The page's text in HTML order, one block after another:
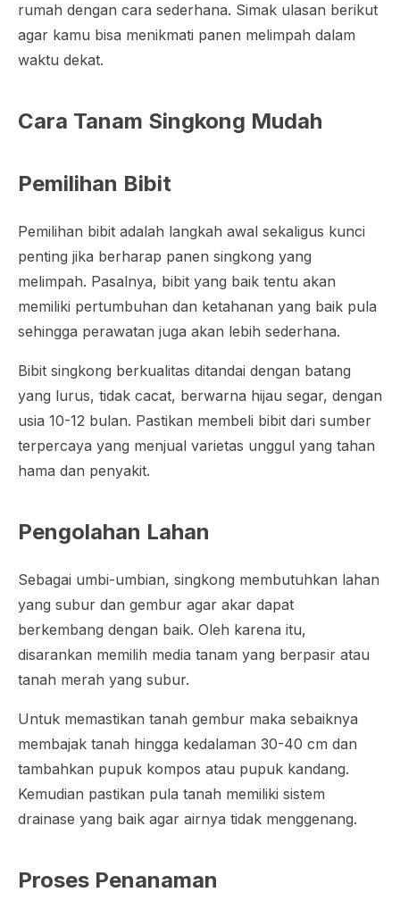
rumah dengan cara sederhana. Simak ulasan berikut
agar kamu bisa menikmati panen melimpah dalam
waktu dekat.
Cara Tanam Singkong Mudah
Pemilihan Bibit
Pemilihan bibit adalah langkah awal sekaligus kunci
penting jika berharap panen singkong yang
melimpah. Pasalnya, bibit yang baik tentu akan
memiliki pertumbuhan dan ketahanan yang baik pula
sehingga perawatan juga akan lebih sederhana.
Bibit singkong berkualitas ditandai dengan batang
yang lurus, tidak cacat, berwarna hijau segar, dengan
usia 10-12 bulan. Pastikan membeli bibit dari sumber
terpercaya yang menjual varietas unggul yang tahan
hama dan penyakit.
Pengolahan Lahan
Sebagai umbi-umbian, singkong membutuhkan lahan
yang subur dan gembur agar akar dapat
berkembang dengan baik. Oleh karena itu,
disarankan memilih media tanam yang berpasir atau
tanah merah yang subur.
Untuk memastikan tanah gembur maka sebaiknya
membajak tanah hingga kedalaman 30-40 cm dan
tambahkan pupuk kompos atau pupuk kandang.
Kemudian pastikan pula tanah memiliki sistem
drainase yang baik agar airnya tidak menggenang.
Proses Penanaman